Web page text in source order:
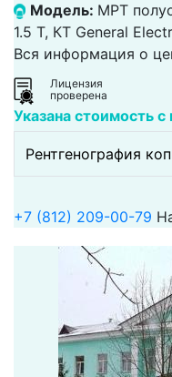
Модель: МРТ
1.5 T, КТ General
Вся информация о
Лицензия
проверена
Указана стоимость
Рентгенография
+7 (812) 209-00-79